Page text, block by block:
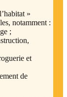
»
notamment :
;
et
de